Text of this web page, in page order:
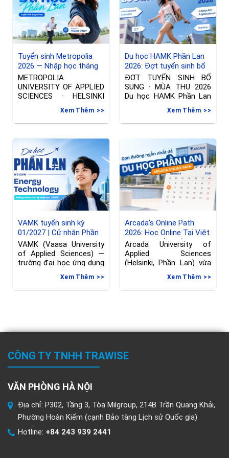
Tuyển sinh Metropolia
2026 — Nhập học tháng
01/2027 tại Phần Lan
METROPOLIA
UNIVERSITY OF APPLIED
SCIENCES · HELSINKI
Đợt tuyển sinh riêng —
Nhập học thángXem Thêm
Du học HAMK Phần Lan
2026: Đợt tuyển sinh bổ
sung ngành International
Business & Công nghệ
thông tin
ĐỢT TUYỂN SINH BỔ
SUNG · MÙA THU 2026
Du học HAMK Phần Lan
Xem Thêm
VAMK tuyển sinh kỳ
01/2027 | Cử nhân Phần
Lan ngành Kỹ thuật
VAMK (Vaasa University
of Applied Sciences) —
trường đại học ứng dụng
Xem Thêm
Arcada’s Online Path
2026: Học Online Tại Việt
Nam, Chuyển Tiếp Sang
Phần Lan, hạn đăng ký
đến 08/06/2026
Arcada University of
Applied Sciences
(Helsinki, Phần Lan) vừa
gia hạn deadline nộp đơn
Xem Thêm
CÔNG TY TNHH TRAWISE
VĂN PHÒNG HÀ NỘI
Địa chỉ: P302, Tầng 3, Tòa Milgroup, 214B Trần Quang Khải,
Phường Hoàn Kiếm (cạnh Bảo tàng Lịch sử Quốc gia)
Hotline: +84 243 939 2441